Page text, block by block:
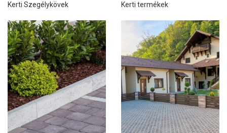
Kerti Szegélykövek Kerti termékek